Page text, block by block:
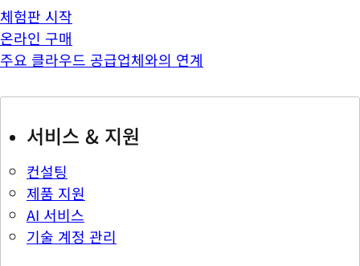
체험판 시작
온라인 구매
주요 클라우드 공급업체와의 연계
서비스 & 지원
컨설팅
제품 지원
AI 서비스
기술 계정 관리